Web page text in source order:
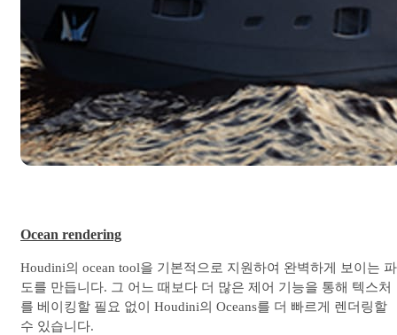
Ocean rendering
Houdini의 ocean tool을 기본적으로 지원하여 완벽하게 보이는 파
도를 만듭니다. 그 어느 때보다 더 많은 제어 기능을 통해 텍스처
를 베이킹할 필요 없이 Houdini의 Oceans를 더 빠르게 렌더링할
수 있습니다.